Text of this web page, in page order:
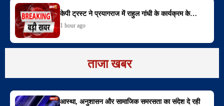
केपी ट्रस्ट ने प्रयागराज में राहुल गांधी के कार्यक्रम के…
1 hour ago
ताजा खबर
आस्था, अनुशासन और सामाजिक समरसता का संदेश दे रही